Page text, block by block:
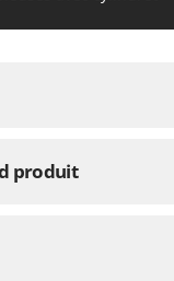
produit